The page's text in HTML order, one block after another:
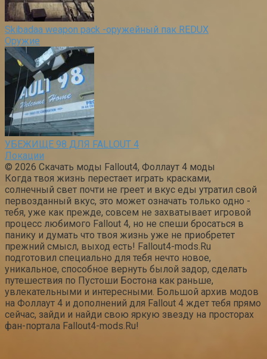
Skibadaa weapon pack -оружейный пак REDUX
Оружие
УБЕЖИЩЕ 98 ДЛЯ FALLOUT 4
Локации
© 2026 Скачать моды Fallout4, Фоллаут 4 моды
Когда твоя жизнь перестает играть красками,
солнечный свет почти не греет и вкус еды утратил свой
первозданный вкус, это может означать только одно -
тебя, уже как прежде, совсем не захватывает игровой
процесс любимого Fallout 4, но не спеши бросаться в
панику и думать что твоя жизнь уже не приобретет
прежний смысл, выход есть! Fallout4-mods.Ru
подготовил специально для тебя нечто новое,
уникальное, способное вернуть былой задор, сделать
путешествия по Пустоши Бостона как раньше,
увлекательными и интересными. Большой архив модов
на Фоллаут 4 и дополнений для Fallout 4 ждет тебя прямо
сейчас, зайди и найди свою яркую звезду на просторах
фан-портала Fallout4-mods.Ru!